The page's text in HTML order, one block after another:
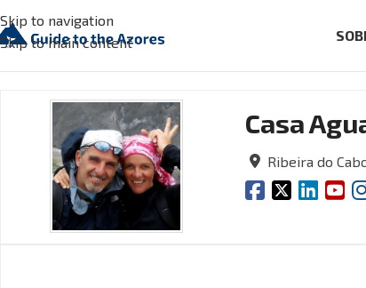
Skip to navigation
Skip to main content
Casa
Ribeira do